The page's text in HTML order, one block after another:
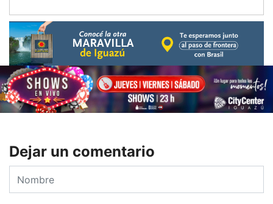
Dejar un comentario